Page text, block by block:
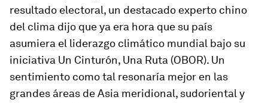
resultado electoral, un destacado experto chino
del clima dijo que ya era hora que su país
asumiera el liderazgo climático mundial bajo su
iniciativa Un Cinturón, Una Ruta (OBOR). Un
sentimiento como tal resonaría mejor en las
grandes áreas de Asia meridional, sudoriental y